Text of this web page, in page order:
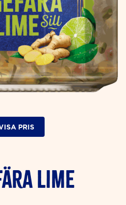
Lime
PRIS